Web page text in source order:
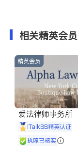
相关精英会员
精英会员
爱法律师事务所
iTalkBB精英认证
执照已核实